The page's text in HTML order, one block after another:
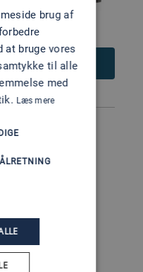
brug af
at bruge vores
til alle
med
Læs mere